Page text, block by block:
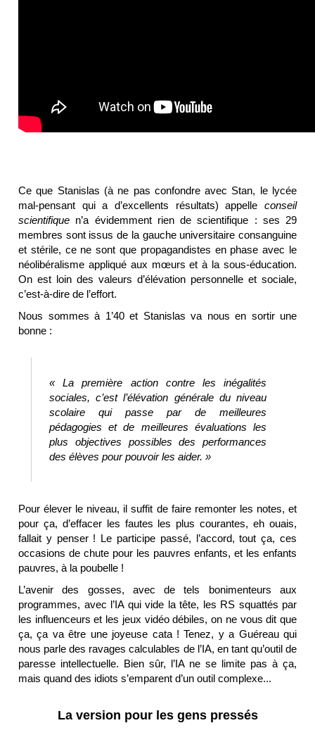
Ce que Stanislas (à ne pas confondre avec Stan, le lycée
mal-pensant qui a d’excellents résultats) appelle conseil
scientifique n’a évidemment rien de scientifique : ses 29
membres sont issus de la gauche universitaire consanguine
et stérile, ce ne sont que propagandistes en phase avec le
néolibéralisme appliqué aux mœurs et à la sous-éducation.
On est loin des valeurs d’élévation personnelle et sociale,
c’est-à-dire de l’effort.
Nous sommes à 1’40 et Stanislas va nous en sortir une
bonne :
« La première action contre les inégalités
sociales, c’est l’élévation générale du niveau
scolaire qui passe par de meilleures
pédagogies et de meilleures évaluations les
plus objectives possibles des performances
des élèves pour pouvoir les aider. »
Pour élever le niveau, il suffit de faire remonter les notes, et
pour ça, d’effacer les fautes les plus courantes, eh ouais,
fallait y penser ! Le participe passé, l’accord, tout ça, ces
occasions de chute pour les pauvres enfants, et les enfants
pauvres, à la poubelle !
L’avenir des gosses, avec de tels bonimenteurs aux
programmes, avec l’IA qui vide la tête, les RS squattés par
les influenceurs et les jeux vidéo débiles, on ne vous dit que
ça, ça va être une joyeuse cata ! Tenez, y a Guéreau qui
nous parle des ravages calculables de l’IA, en tant qu’outil de
paresse intellectuelle. Bien sûr, l’IA ne se limite pas à ça,
mais quand des idiots s’emparent d’un outil complexe...
La version pour les gens pressés